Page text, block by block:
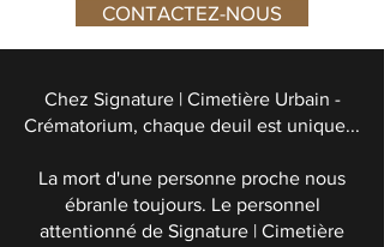
CONTACTEZ-NOUS
Chez Signature | Cimetière Urbain -
Crématorium, chaque deuil est unique...
La mort d'une personne proche nous
ébranle toujours. Le personnel
attentionné de Signature | Cimetière